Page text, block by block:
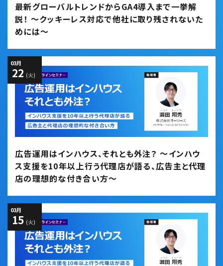
最新グローバルトレンドからGA4導入まで一挙解
説！ ～クッキーレス対応で他社に取り残されないた
めには～
03月
22 (火)
広告運用はインハウス、それとも外注？ ～インハウ
ス支援を10年以上行う代理店が語る、広告主と代理
店の理想的な付き合い方～
03月
15 (火)